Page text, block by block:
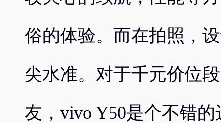
俗的体验。而在拍照，
尖水准。对于千元价位
友，vivo Y50是个不错的